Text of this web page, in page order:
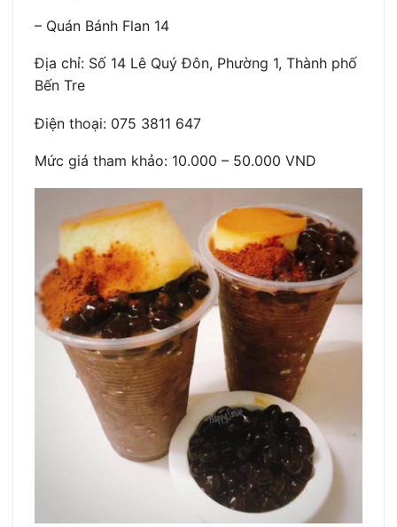
– Quán Bánh Flan 14
Địa chỉ: Số 14 Lê Quý Đôn, Phường 1, Thành phố
Bến Tre
Điện thoại: 075 3811 647
Mức giá tham khảo: 10.000 – 50.000 VND